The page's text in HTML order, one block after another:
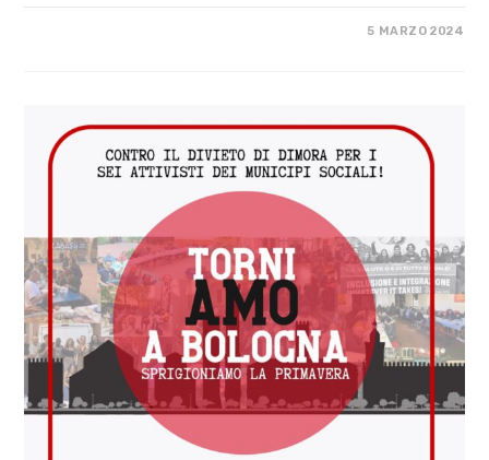
DEL
DI
BOLOGNA
5 MARZO 2024